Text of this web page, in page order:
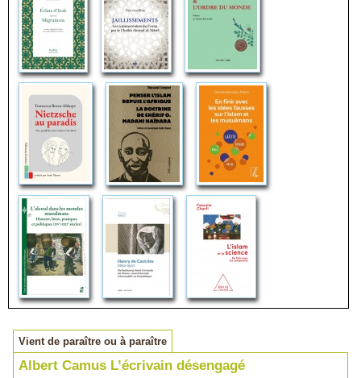
Vient de paraître ou à paraître
Albert Camus L’écrivain désengagé